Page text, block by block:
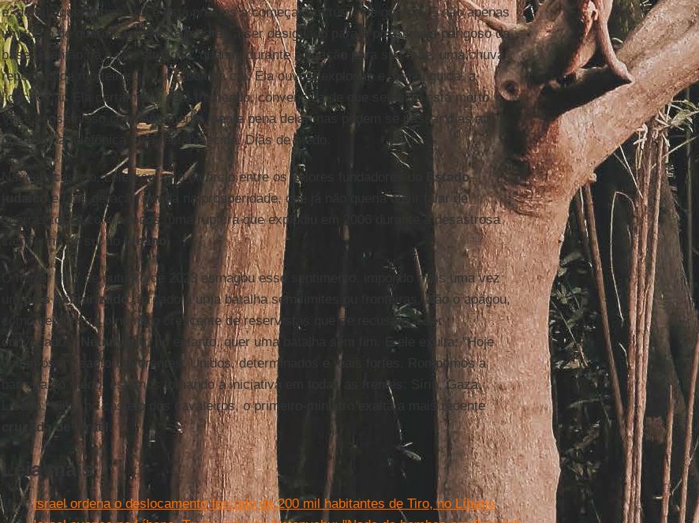
e, de qualquer forma, você está prestes a começar um turno de guarda. E não apenas
um turno de guarda: você está prestes a ser designado para o posto mais perigoso da
base. E então há a pior situação, quando durante a ligação para sua mãe, uma chuva
repentina de morteiros..." Uma bomba cai. Ela ouve a explosão e, em seguida, a
ligação cai. Ela certamente está tremendo, convencida de que seu filho está morto.
Você pensa nisso constantemente, sente pena dela, mas podem se passar dias até
que a linha telefônica seja restabelecida. Dias de medo.
Naquele castelo, celebrou-se o divórcio entre os valores fundadores do
Estado
judaico e uma geração criada na prosperidade, que já não queria ouvir falar de
guerras totais contra todos: uma ruptura que explodiu em 2006 durante a desastrosa
campanha no sul do Líbano
O horror de 7 de outubro de 2023 esmagou esse sentimento, impondo mais uma vez
país militarizado, forçado a uma batalha sem limites ou fronteiras. Não o apagou,
como demonstra o número crescente de reservistas que se recusam a ser
convocados.
Netanyahu, no entanto, quer uma batalha sem fim. E ele exulta: "Hoje
voltamos a Beaufort diferentes. Unidos, determinados e mais fortes. Rompemos a
barreira do medo, estamos tomando a iniciativa em todas as frentes: Síria, Gaza,
Líbano." Sim, no castelo dos cavaleiros, o primeiro-ministro exalta a mais recente
cruzada de Israel
Leia mais
Israel ordena o deslocamento forçado de 200 mil habitantes de Tiro, no Líbano